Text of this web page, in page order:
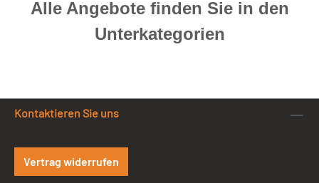
Alle Angebote finden Sie in den
Unterkategorien
Kontaktieren Sie uns
Vertrag widerrufen